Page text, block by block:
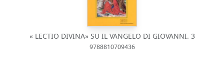
« LECTIO DIVINA» SU IL VANGELO DI GIOVANNI. 3
9788810709436